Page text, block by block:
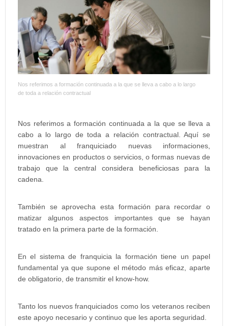
Nos referimos a formación continuada a la que se lleva a cabo a lo largo
de toda a relación contractual
Nos referimos a formación continuada a la que se lleva a
cabo a lo largo de toda a relación contractual. Aquí se
muestran al franquiciado nuevas informaciones,
innovaciones en productos o servicios, o formas nuevas de
trabajo que la central considera beneficiosas para la
cadena.
También se aprovecha esta formación para recordar o
matizar algunos aspectos importantes que se hayan
tratado en la primera parte de la formación.
En el sistema de franquicia la formación tiene un papel
fundamental ya que supone el método más eficaz, aparte
de obligatorio, de transmitir el know-how.
Tanto los nuevos franquiciados como los veteranos reciben
este apoyo necesario y continuo que les aporta seguridad.